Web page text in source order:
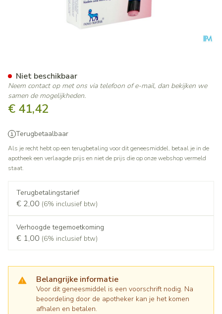
€ 41,42
Terugbetaalbaar
Als je recht hebt op een terugbetaling voor dit geneesmiddel, betaal je in de
apotheek een verlaagde prijs en niet de prijs die op onze webshop vermeld
staat.
Terugbetalingstarief
€ 2,00 (6% inclusief btw)
Verhoogde tegemoetkoming
€ 1,00 (6% inclusief btw)
Belangrijke informatie
Voor dit geneesmiddel is een voorschrift nodig. Na
beoordeling door de apotheker kan je het komen
afhalen en betalen.
Niet beschikbaar
Neem contact op met ons via telefoon of e-mail, dan bekijken we
samen de mogelijkheden.